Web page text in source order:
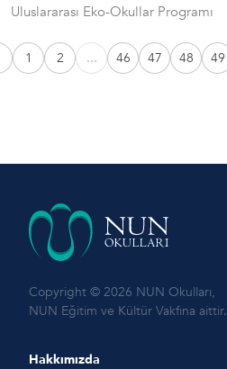
Uluslararası Eko-Okullar Programı
1 2 ... 46 47 48 49
Copyright © 2026 NUN Okulları,
NUN Eğitim ve Kültür Vakfına aittir.
Hakkımızda